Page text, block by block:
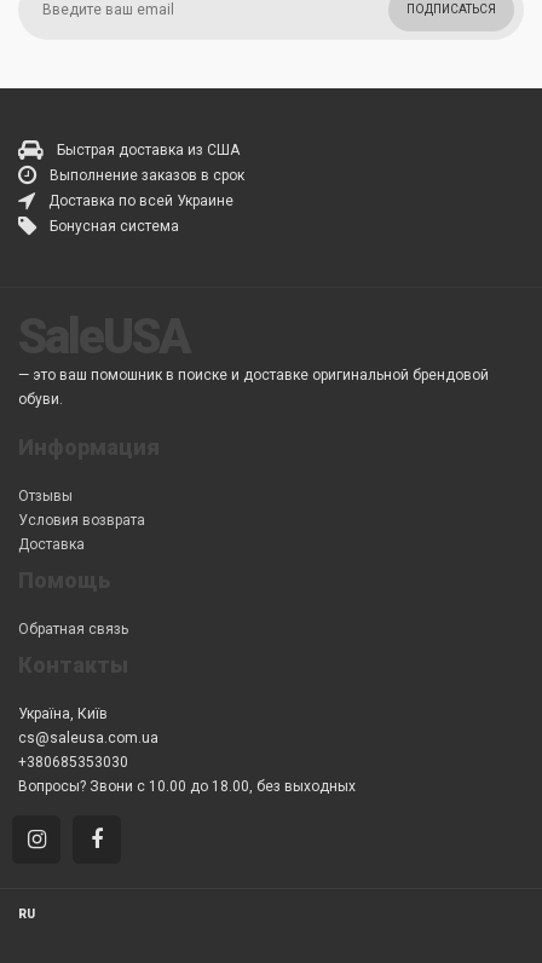
ПОДПИСАТЬСЯ
Быстрая доставка из США
Выполнение заказов в срок
Доставка по всей Украине
Бонусная система
— это ваш помошник в поиске и доставке оригинальной брендовой
обуви.
Отзывы
Условия возврата
Доставка
Обратная связь
Україна, Київ
cs@saleusa.com.ua
+380685353030
Вопросы? Звони с 10.00 до 18.00, без выходных